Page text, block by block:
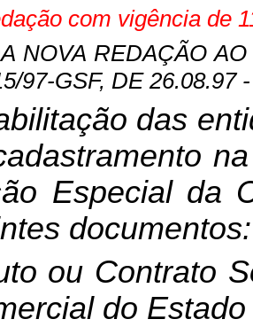
com vigência de
NOVA REDAÇÃO
97-GSF, DE 26.08.97
das
Especial da
documentos:
ou Contrato
do